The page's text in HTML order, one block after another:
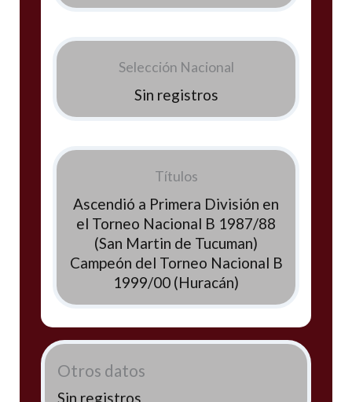
Selección Nacional
Sin registros
Títulos
Ascendió a Primera División en
el Torneo Nacional B 1987/88
(San Martin de Tucuman)
Campeón del Torneo Nacional B
1999/00 (Huracán)
Otros datos
Sin registros